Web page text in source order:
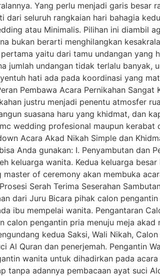
Yang perlu menjadi garis besar
dari seluruh rangkaian hari bahagia
atau Minimalis. Pilihan ini diambil
bukan berarti menghilangkan
yaitu dari tamu undangan yang
jumlah undangan tidak terlalu banyak,
hati ada pada koordinasi yang
Pembawa Acara Pernikahan
justru menjadi penentu atmosfer
suasana haru yang khidmat, dan
wedding profesional maupun
Acara Akad Nikah Simple dan
Anda gunakan: I. Penyambutan dan
keluarga wanita. Kedua keluarga
master of ceremony akan membuka
Serah Terima Seserahan
dari Juru Bicara pihak calon
ibu mempelai wanita. Pengantaran
calon pengantin pria menuju meja
kedua Saksi, Wali Nikah,
Al Quran dan penerjemah. Pengantin
wanita untuk dihadirkan pada
tanpa adannya pembacaan ayat suci